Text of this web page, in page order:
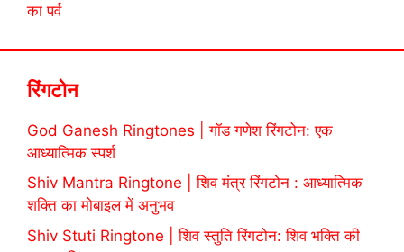
का पर्व
रिंगटोन
God Ganesh Ringtones | गॉड गणेश रिंगटोन: एक
आध्यात्मिक स्पर्श
Shiv Mantra Ringtone | शिव मंत्र रिंगटोन : आध्यात्मिक
शक्ति का मोबाइल में अनुभव
Shiv Stuti Ringtone | शिव स्तुति रिंगटोन: शिव भक्ति की